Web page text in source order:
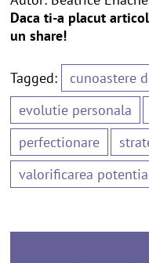
Daca ti-a placut
un share!
Tagged: cunoastere
evolutie personala
perfectionare
valorificarea